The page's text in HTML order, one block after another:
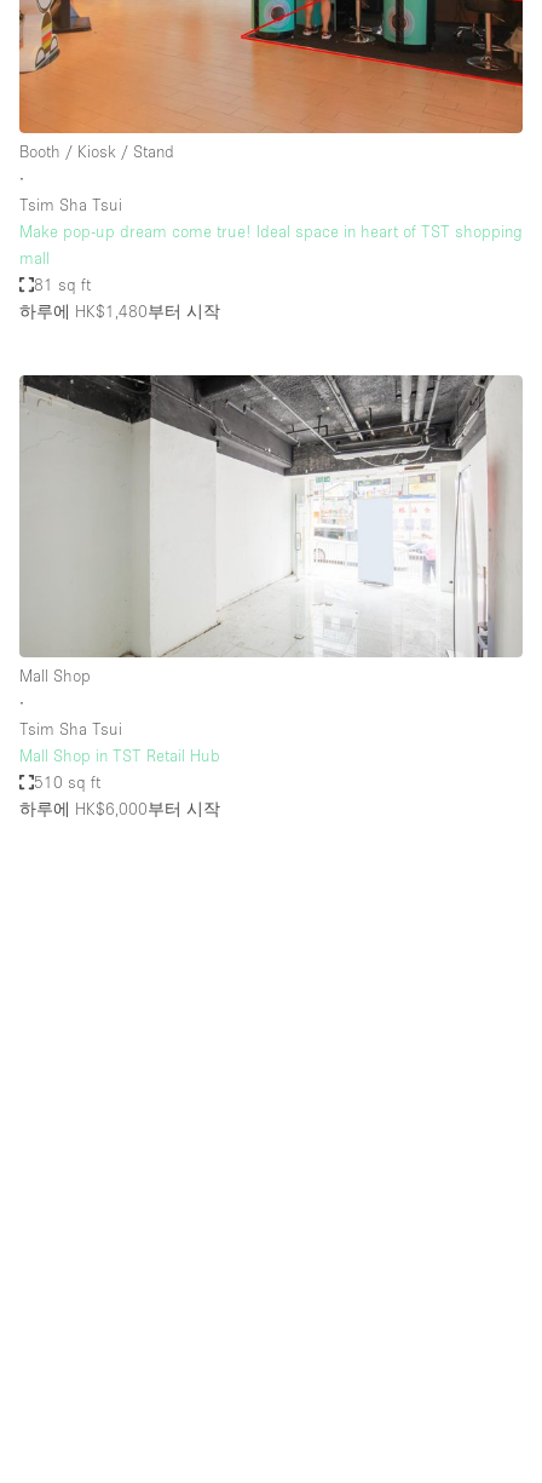
Booth / Kiosk / Stand
∙
Tsim Sha Tsui
Make pop-up dream come true! Ideal space in heart of TST shopping
mall
81 sq ft
하루에 HK$1,480부터 시작
Mall Shop
∙
Tsim Sha Tsui
Mall Shop in TST Retail Hub
510 sq ft
하루에 HK$6,000부터 시작